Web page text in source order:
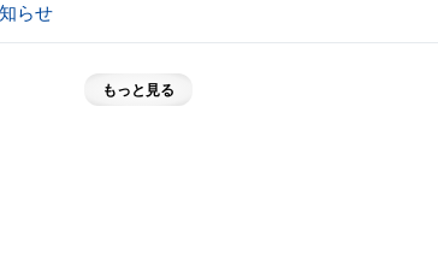
らせ
もっと見る